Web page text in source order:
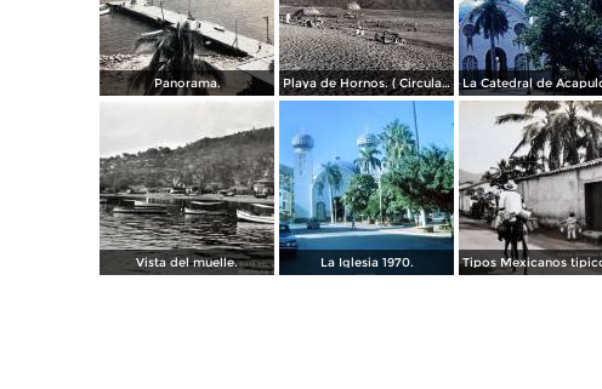
Panorama. Playa de Hornos. ( Circulada el 21 de Marzo de 1940 ).
Vista del muelle. La Iglesia 1970.